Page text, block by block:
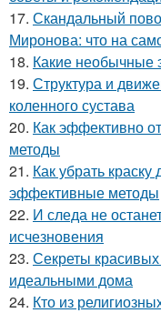
17. Скандальный
Миронова: что на
18. Какие необычные
19. Структура и
коленного сустава
20. Как эффективно
методы
21. Как убрать
эффективные методы
22. И следа не
исчезновения
23. Секреты красивых
идеальными дома
24. Кто из